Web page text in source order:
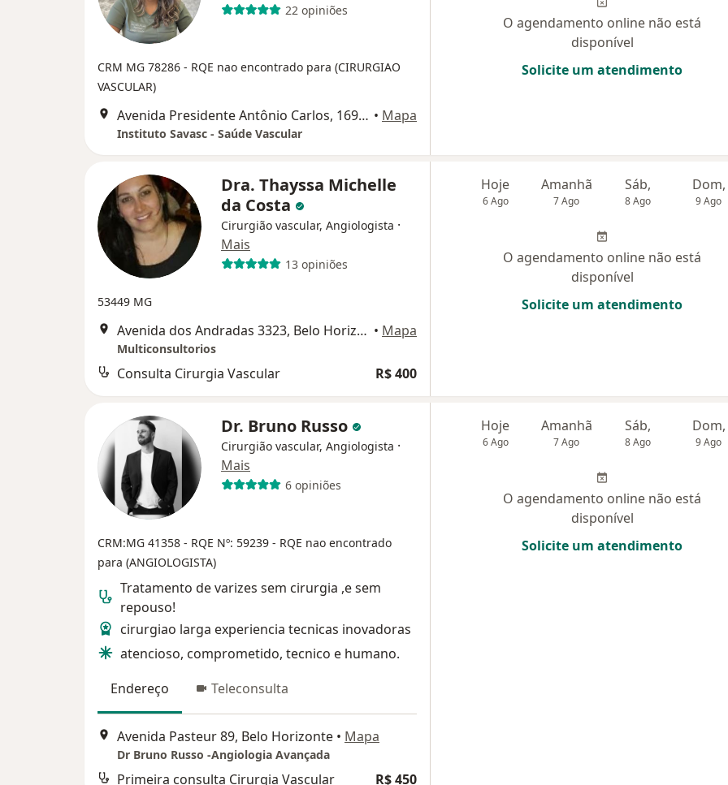
22 opiniões
CRM MG 78286 - RQE nao encontrado para (CIRURGIAO
VASCULAR)
Avenida Presidente Antônio Carlos, 1694 - sl 7a, Belo Horizonte • Mapa
Instituto Savasc - Saúde Vascular
O agendamento online não está
disponível
Solicite um atendimento
Dra. Thayssa Michelle
da Costa
Cirurgião vascular, Angiologista ·
Mais
13 opiniões
53449 MG
Avenida dos Andradas 3323, Belo Horizonte • Mapa
Multiconsultorios
Consulta Cirurgia Vascular R$ 400
Hoje
6 Ago
Amanhã
7 Ago
Sáb,
8 Ago
Dom,
9 Ago
O agendamento online não está
disponível
Solicite um atendimento
Dr. Bruno Russo
Cirurgião vascular, Angiologista ·
Mais
6 opiniões
CRM:MG 41358 - RQE Nº: 59239 - RQE nao encontrado
para (ANGIOLOGISTA)
Tratamento de varizes sem cirurgia ,e sem
repouso!
cirurgiao larga experiencia tecnicas inovadoras
atencioso, comprometido, tecnico e humano.
Endereço
Teleconsulta
Avenida Pasteur 89, Belo Horizonte • Mapa
Dr Bruno Russo -Angiologia Avançada
Primeira consulta Cirurgia Vascular R$ 450
Hoje
6 Ago
Amanhã
7 Ago
Sáb,
8 Ago
Dom,
9 Ago
O agendamento online não está
disponível
Solicite um atendimento